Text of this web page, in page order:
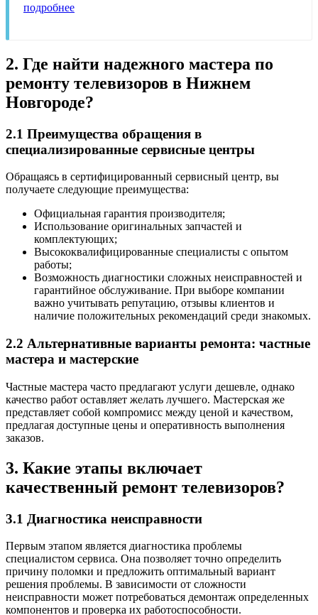
подробнее
2. Где найти надежного мастера по
ремонту телевизоров в Нижнем
Новгороде?
2.1 Преимущества обращения в
специализированные сервисные центры
Обращаясь в сертифицированный сервисный центр, вы
получаете следующие преимущества:
Официальная гарантия производителя;
Использование оригинальных запчастей и
комплектующих;
Высококвалифицированные специалисты с опытом
работы;
Возможность диагностики сложных неисправностей и
гарантийное обслуживание. При выборе компании
важно учитывать репутацию, отзывы клиентов и
наличие положительных рекомендаций среди знакомых.
2.2 Альтернативные варианты ремонта: частные
мастера и мастерские
Частные мастера часто предлагают услуги дешевле, однако
качество работ оставляет желать лучшего. Мастерская же
представляет собой компромисс между ценой и качеством,
предлагая доступные цены и оперативность выполнения
заказов.
3. Какие этапы включает
качественный ремонт телевизоров?
3.1 Диагностика неисправности
Первым этапом является диагностика проблемы
специалистом сервиса. Она позволяет точно определить
причину поломки и предложить оптимальный вариант
решения проблемы. В зависимости от сложности
неисправности может потребоваться демонтаж определенных
компонентов и проверка их работоспособности.